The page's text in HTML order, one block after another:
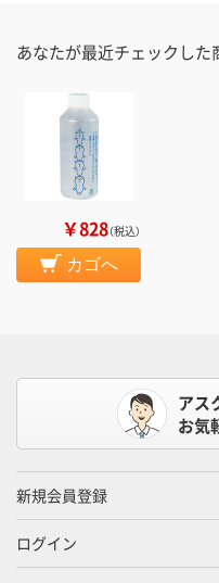
あなたが最近チェックした
￥828（税込）
カゴへ
アス
お気
新規会員登録
ログイン